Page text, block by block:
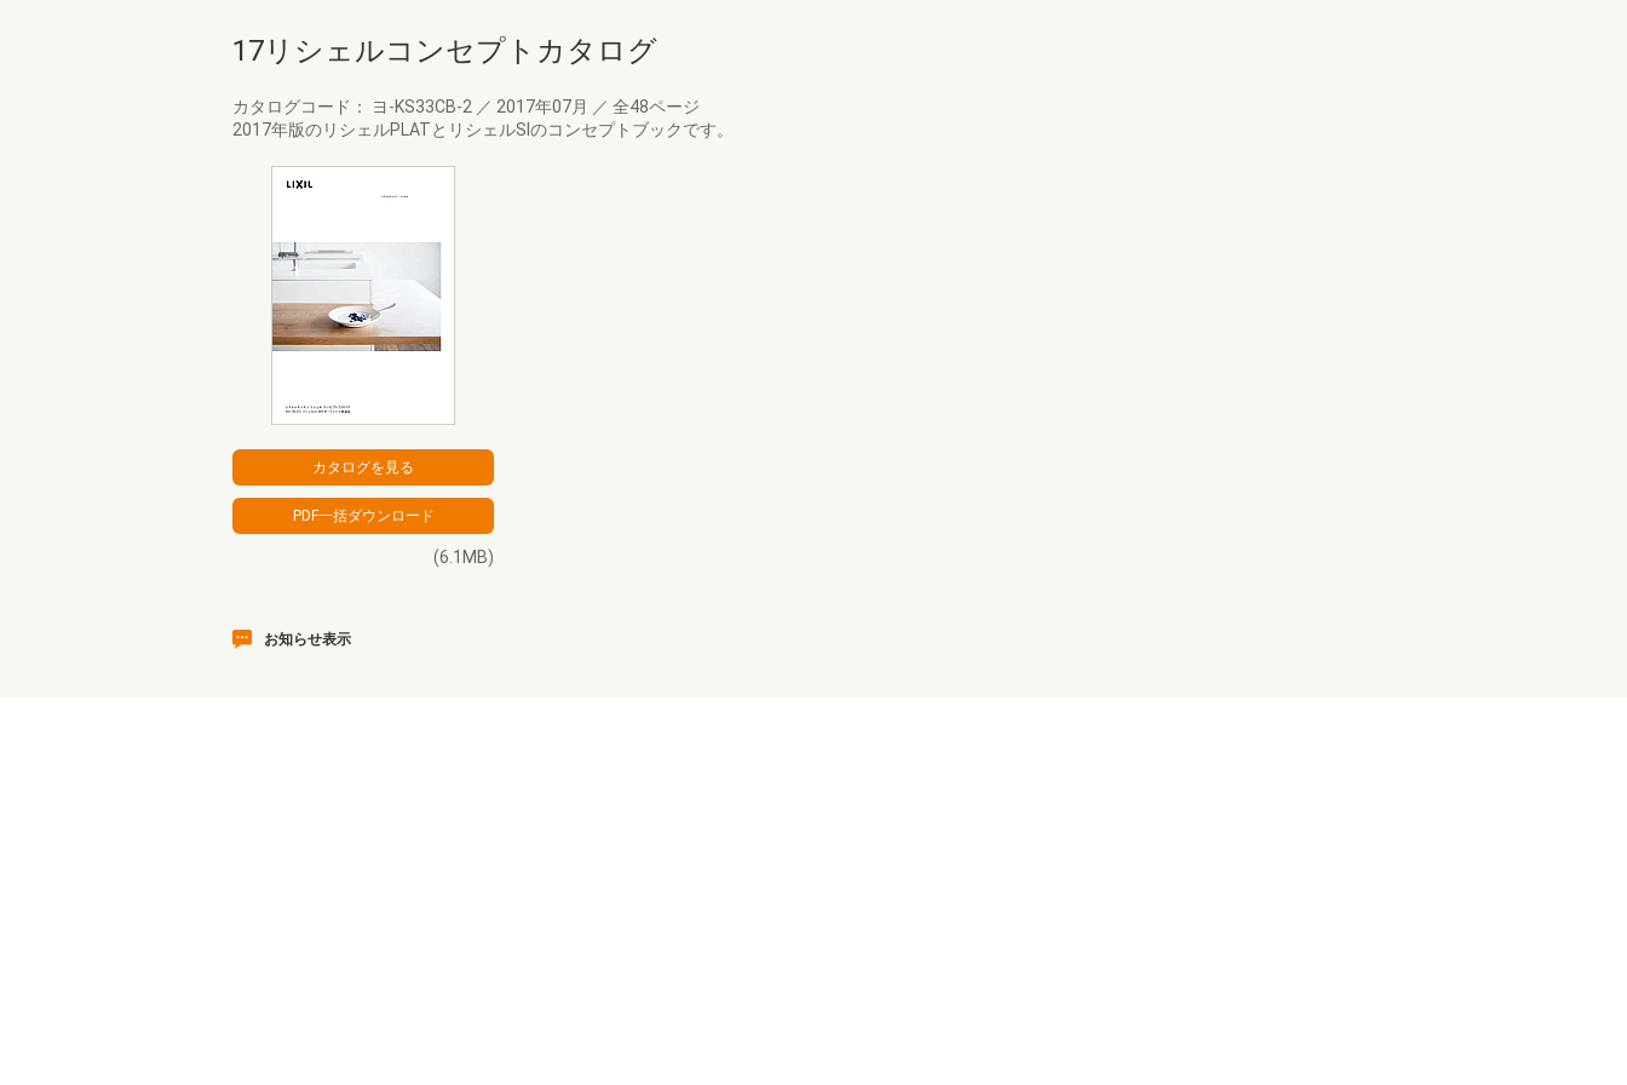
17リシェルコンセプトカタログ
カタログコード： ヨ-KS33CB-2 ／ 2017年07月 ／ 全48ページ
2017年版のリシェルPLATとリシェルSIのコンセプトブックです。
(6.1MB)
お知らせ表示